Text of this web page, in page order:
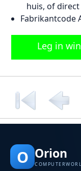
huis, of
Fabrikantcode
Leg in
O Orion